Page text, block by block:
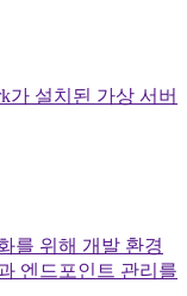
가 설치된 가상 서버
를 위해 개발 환경
엔드포인트 관리를